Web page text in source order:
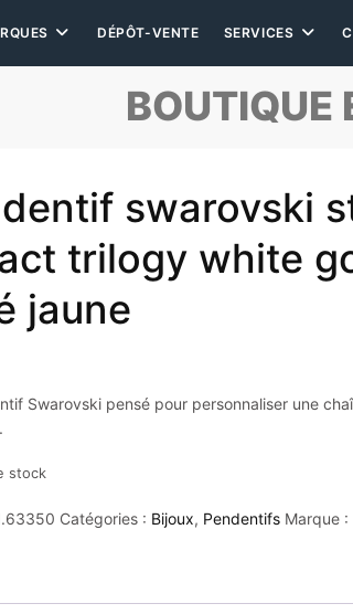
DÉPÔT-VENTE SERVICES
BOUTIQUE
swarovski
trilogy white
jaune
Swarovski pensé pour personnaliser une
stock
Catégories : Bijoux, Pendentifs Marque :